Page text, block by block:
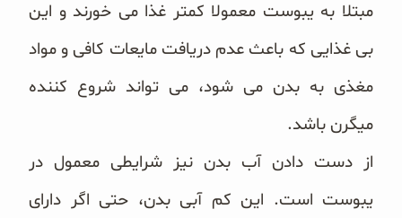
مبتلا به یبوست معمولا کمتر غذا می خورند و این
بی غذایی که باعث عدم دریافت مایعات کافی و مواد
مغذی به بدن می شود، می تواند شروع کننده
میگرن باشد.
از دست دادن آب بدن نیز شرایطی معمول در
یبوست است. این کم آبی بدن، حتی اگر دارای